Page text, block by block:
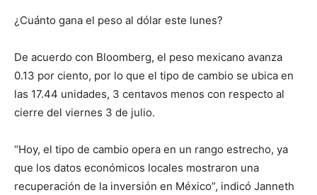
¿Cuánto gana el peso al dólar este lunes?
De acuerdo con Bloomberg, el peso mexicano avanza
0.13 por ciento, por lo que el tipo de cambio se ubica en
las 17.44 unidades, 3 centavos menos con respecto al
cierre del viernes 3 de julio.
“Hoy, el tipo de cambio opera en un rango estrecho, ya
que los datos económicos locales mostraron una
recuperación de la inversión en México”, indicó Janneth